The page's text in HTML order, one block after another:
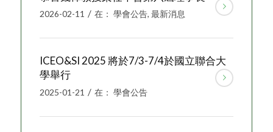
2026-02-11 / 在： 學會公告, 最新消息
ICEO&SI 2025 將於7/3-7/4於國立聯合大
學舉行
2025-01-21 / 在： 學會公告